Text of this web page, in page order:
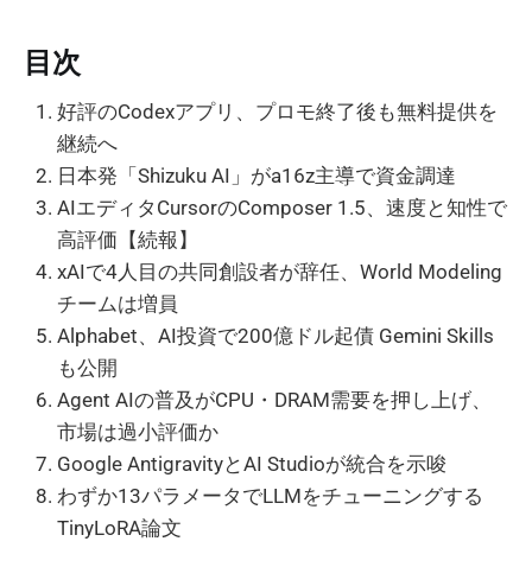
目次
好評のCodexアプリ、プロモ終了後も無料提供を
継続へ
日本発「Shizuku AI」がa16z主導で資金調達
AIエディタCursorのComposer 1.5、速度と知性で
高評価【続報】
xAIで4人目の共同創設者が辞任、World Modeling
チームは増員
Alphabet、AI投資で200億ドル起債 Gemini Skills
も公開
Agent AIの普及がCPU・DRAM需要を押し上げ、
市場は過小評価か
Google AntigravityとAI Studioが統合を示唆
わずか13パラメータでLLMをチューニングする
TinyLoRA論文